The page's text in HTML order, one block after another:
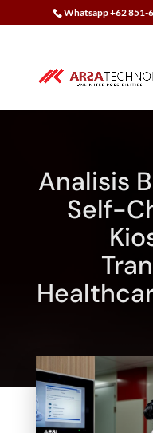
Whatsapp +62 851-
Analisis
Self-